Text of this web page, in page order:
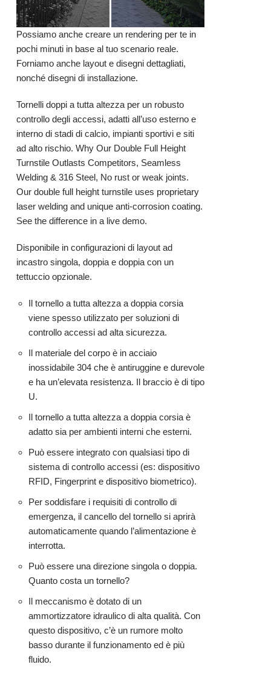
Possiamo anche creare un rendering per te in
pochi minuti in base al tuo scenario reale.
Forniamo anche layout e disegni dettagliati,
nonché disegni di installazione.
Tornelli doppi a tutta altezza per un robusto
controllo degli accessi, adatti all’uso esterno e
interno di stadi di calcio, impianti sportivi e siti
ad alto rischio. Why Our Double Full Height
Turnstile Outlasts Competitors, Seamless
Welding & 316 Steel, No rust or weak joints.
Our double full height turnstile uses proprietary
laser welding and unique anti-corrosion coating.
See the difference in a live demo.
Disponibile in configurazioni di layout ad
incastro singola, doppia e doppia con un
tettuccio opzionale.
Il tornello a tutta altezza a doppia corsia
viene spesso utilizzato per soluzioni di
controllo accessi ad alta sicurezza.
Il materiale del corpo è in acciaio
inossidabile 304 che è antiruggine e durevole
e ha un’elevata resistenza. Il braccio è di tipo
U.
Il tornello a tutta altezza a doppia corsia è
adatto sia per ambienti interni che esterni.
Può essere integrato con qualsiasi tipo di
sistema di controllo accessi (es: dispositivo
RFID, Fingerprint e dispositivo biometrico).
Per soddisfare i requisiti di controllo di
emergenza, il cancello del tornello si aprirà
automaticamente quando l’alimentazione è
interrotta.
Può essere una direzione singola o doppia.
Quanto costa un tornello?
Il meccanismo è dotato di un
ammortizzatore idraulico di alta qualità. Con
questo dispositivo, c’è un rumore molto
basso durante il funzionamento ed è più
fluido.